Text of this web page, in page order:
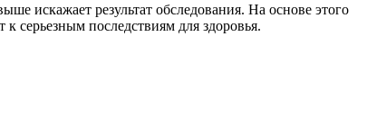
искажает результат обследования. На основе этого
серьезным последствиям для здоровья.